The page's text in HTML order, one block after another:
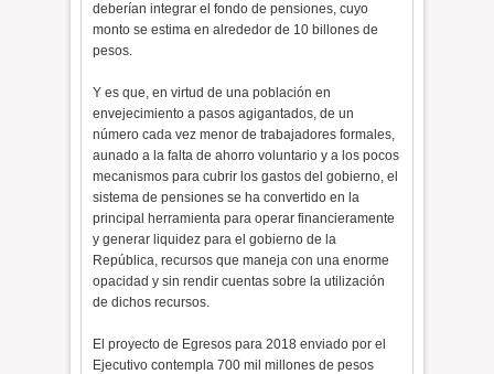
deberían integrar el fondo de pensiones, cuyo
monto se estima en alrededor de 10 billones de
pesos.
Y es que, en virtud de una población en
envejecimiento a pasos agigantados, de un
número cada vez menor de trabajadores formales,
aunado a la falta de ahorro voluntario y a los pocos
mecanismos para cubrir los gastos del gobierno, el
sistema de pensiones se ha convertido en la
principal herramienta para operar financieramente
y generar liquidez para el gobierno de la
República, recursos que maneja con una enorme
opacidad y sin rendir cuentas sobre la utilización
de dichos recursos.
El proyecto de Egresos para 2018 enviado por el
Ejecutivo contempla 700 mil millones de pesos